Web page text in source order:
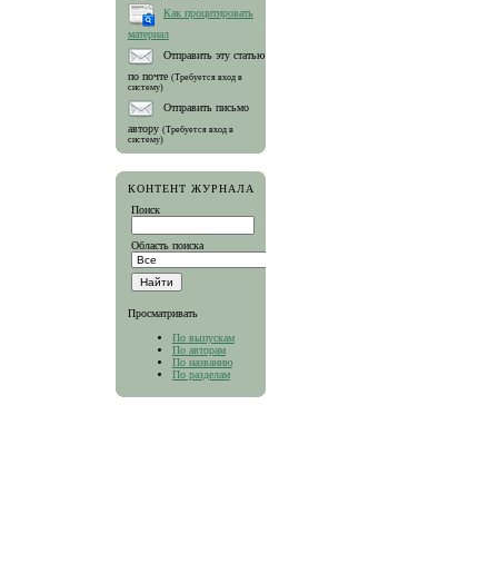
Как процитировать
материал
Отправить эту статью
по почте (Требуется вход в
систему)
Отправить письмо
автору (Требуется вход в
систему)
КОНТЕНТ ЖУРНАЛА
Поиск
Область поиска
Просматривать
По выпускам
По авторам
По названию
По разделам